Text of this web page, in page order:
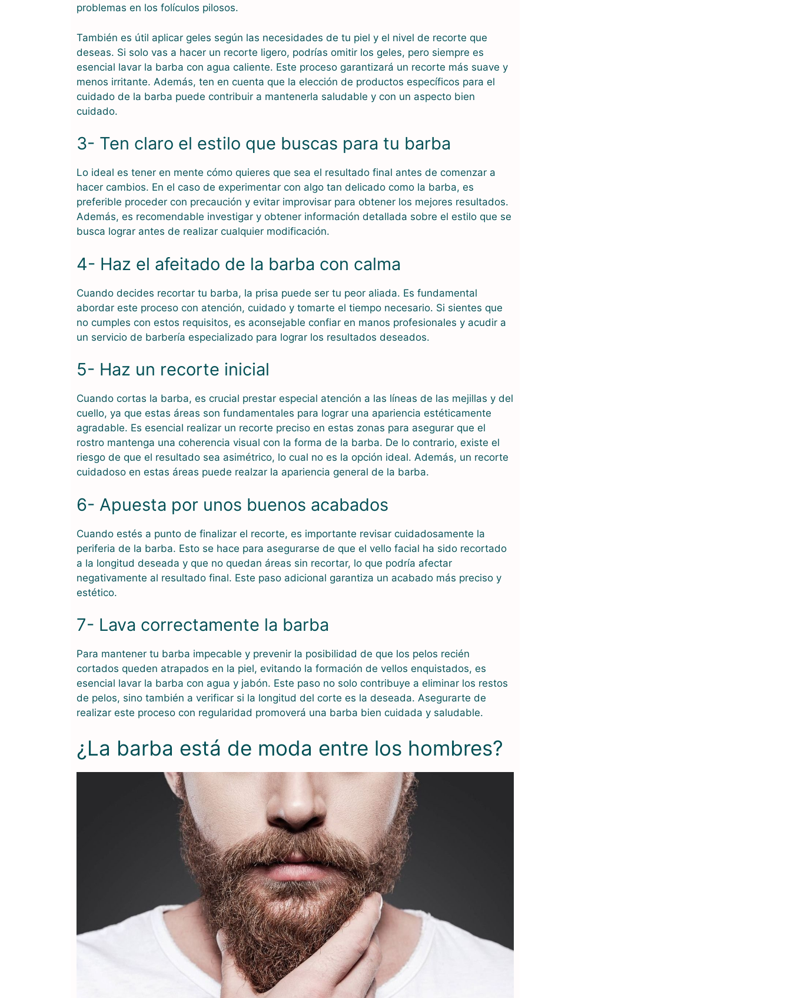
problemas en los folículos pilosos.
También es útil aplicar geles según las necesidades de tu piel y el nivel de recorte que
deseas. Si solo vas a hacer un recorte ligero, podrías omitir los geles, pero siempre es
esencial lavar la barba con agua caliente. Este proceso garantizará un recorte más suave y
menos irritante. Además, ten en cuenta que la elección de productos específicos para el
cuidado de la barba puede contribuir a mantenerla saludable y con un aspecto bien
cuidado.
3- Ten claro el estilo que buscas para tu barba
Lo ideal es tener en mente cómo quieres que sea el resultado final antes de comenzar a
hacer cambios. En el caso de experimentar con algo tan delicado como la barba, es
preferible proceder con precaución y evitar improvisar para obtener los mejores resultados.
Además, es recomendable investigar y obtener información detallada sobre el estilo que se
busca lograr antes de realizar cualquier modificación.
4- Haz el afeitado de la barba con calma
Cuando decides recortar tu barba, la prisa puede ser tu peor aliada. Es fundamental
abordar este proceso con atención, cuidado y tomarte el tiempo necesario. Si sientes que
no cumples con estos requisitos, es aconsejable confiar en manos profesionales y acudir a
un servicio de barbería especializado para lograr los resultados deseados.
5- Haz un recorte inicial
Cuando cortas la barba, es crucial prestar especial atención a las líneas de las mejillas y del
cuello, ya que estas áreas son fundamentales para lograr una apariencia estéticamente
agradable. Es esencial realizar un recorte preciso en estas zonas para asegurar que el
rostro mantenga una coherencia visual con la forma de la barba. De lo contrario, existe el
riesgo de que el resultado sea asimétrico, lo cual no es la opción ideal. Además, un recorte
cuidadoso en estas áreas puede realzar la apariencia general de la barba.
6- Apuesta por unos buenos acabados
Cuando estés a punto de finalizar el recorte, es importante revisar cuidadosamente la
periferia de la barba. Esto se hace para asegurarse de que el vello facial ha sido recortado
a la longitud deseada y que no quedan áreas sin recortar, lo que podría afectar
negativamente al resultado final. Este paso adicional garantiza un acabado más preciso y
estético.
7- Lava correctamente la barba
Para mantener tu barba impecable y prevenir la posibilidad de que los pelos recién
cortados queden atrapados en la piel, evitando la formación de vellos enquistados, es
esencial lavar la barba con agua y jabón. Este paso no solo contribuye a eliminar los restos
de pelos, sino también a verificar si la longitud del corte es la deseada. Asegurarte de
realizar este proceso con regularidad promoverá una barba bien cuidada y saludable.
¿La barba está de moda entre los hombres?